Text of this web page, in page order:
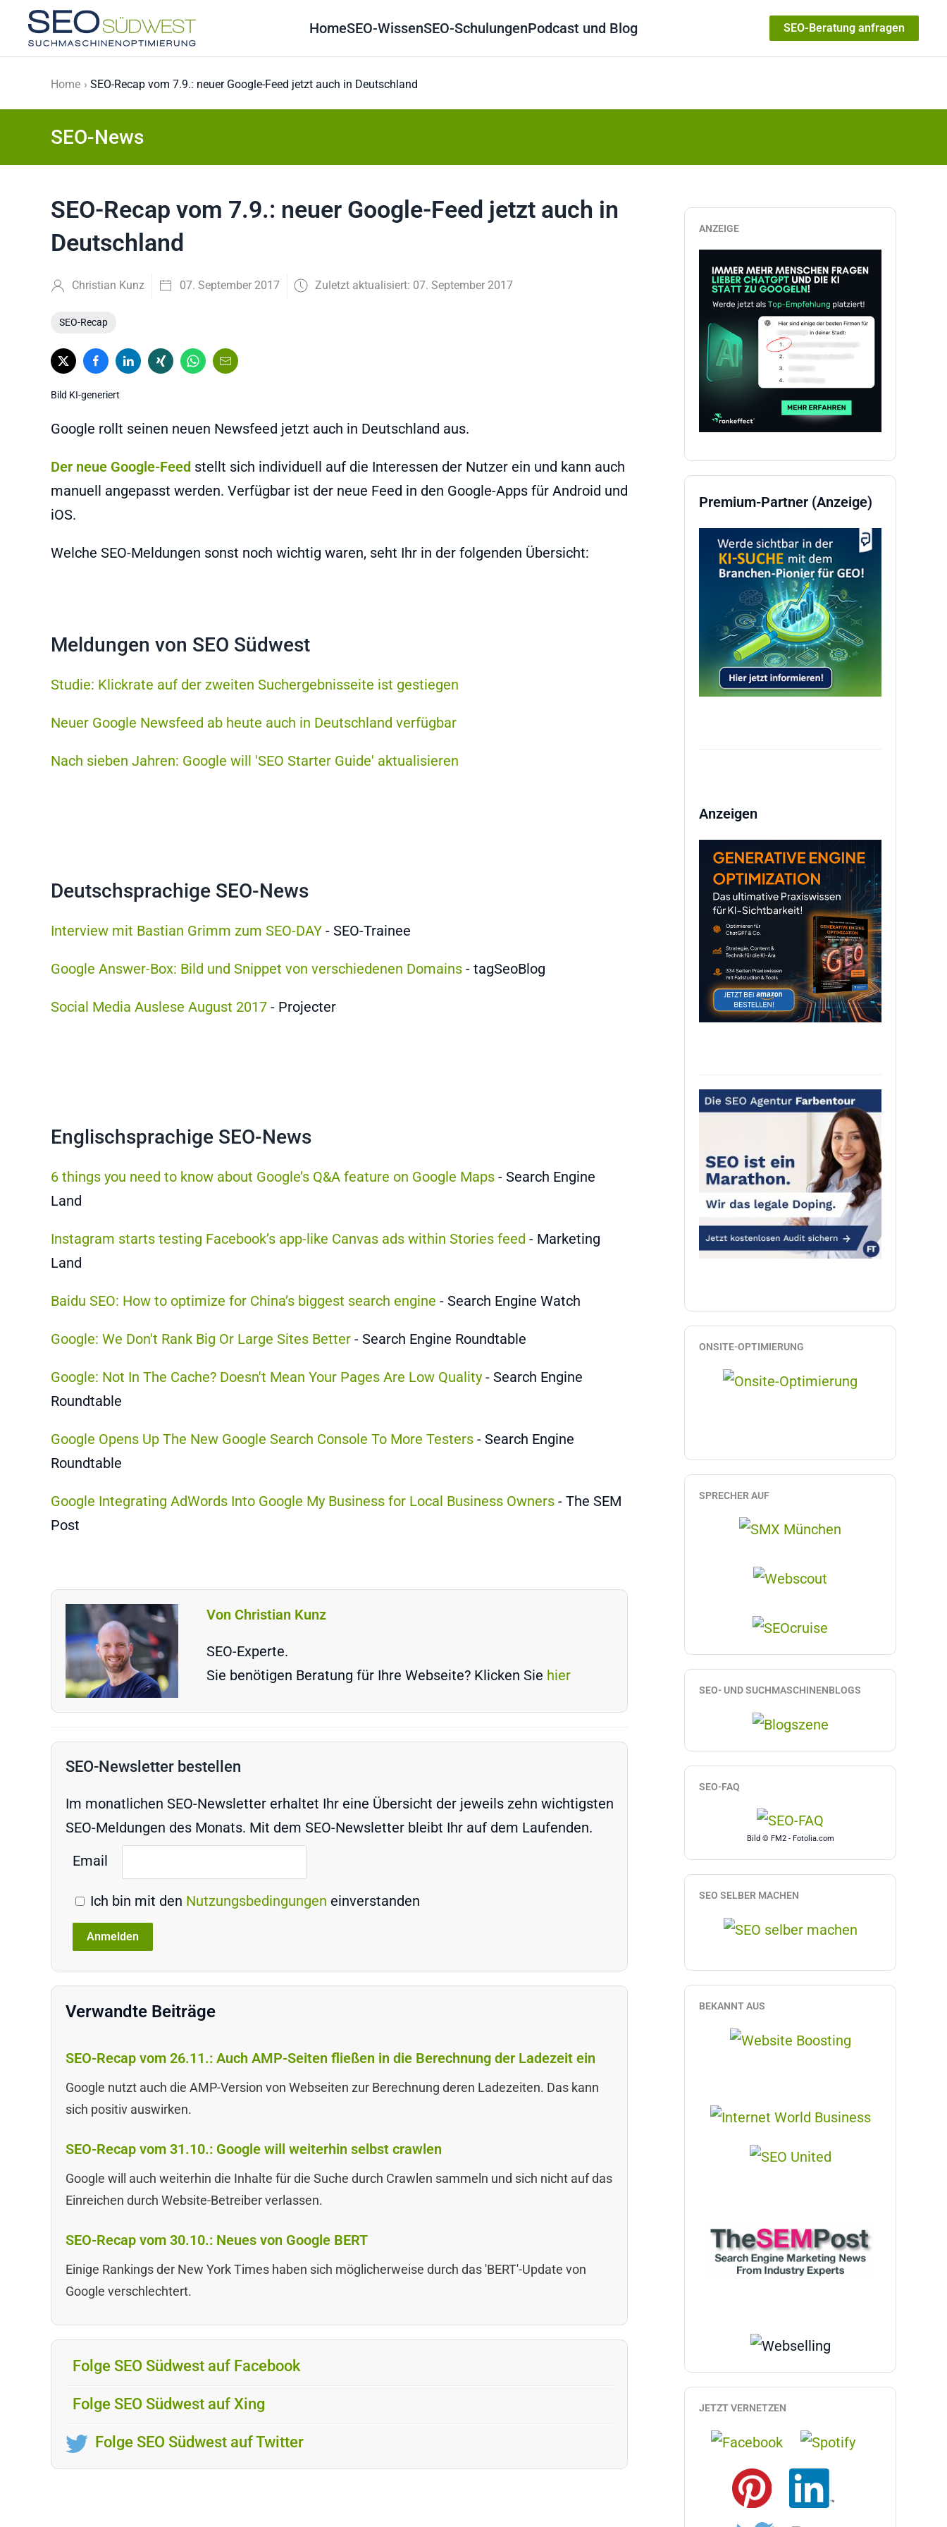
Skip to main content
HomeSEO-WissenSEO-SchulungenPodcast und Blog SEO-Beratung anfragen
Home SEO-Recap vom 7.9.: neuer Google-Feed jetzt auch in Deutschland
SEO-News
SEO-Recap vom 7.9.: neuer Google-Feed jetzt auch in
Deutschland
Christian Kunz 07. September 2017 Zuletzt aktualisiert: 07. September 2017
SEO-Recap
Bild KI-generiert
Google rollt seinen neuen Newsfeed jetzt auch in Deutschland aus.
Der neue Google-Feed stellt sich individuell auf die Interessen der Nutzer ein und kann auch
manuell angepasst werden. Verfügbar ist der neue Feed in den Google-Apps für Android und
iOS.
Welche SEO-Meldungen sonst noch wichtig waren, seht Ihr in der folgenden Übersicht:
Meldungen von SEO Südwest
Studie: Klickrate auf der zweiten Suchergebnisseite ist gestiegen
Neuer Google Newsfeed ab heute auch in Deutschland verfügbar
Nach sieben Jahren: Google will 'SEO Starter Guide' aktualisieren
Deutschsprachige SEO-News
Interview mit Bastian Grimm zum SEO-DAY - SEO-Trainee
Google Answer-Box: Bild und Snippet von verschiedenen Domains - tagSeoBlog
Social Media Auslese August 2017 - Projecter
Englischsprachige SEO-News
6 things you need to know about Google’s Q&A feature on Google Maps - Search Engine
Land
Instagram starts testing Facebook’s app-like Canvas ads within Stories feed - Marketing
Land
Baidu SEO: How to optimize for China’s biggest search engine - Search Engine Watch
Google: We Don't Rank Big Or Large Sites Better - Search Engine Roundtable
Google: Not In The Cache? Doesn't Mean Your Pages Are Low Quality - Search Engine
Roundtable
Google Opens Up The New Google Search Console To More Testers - Search Engine
Roundtable
Google Integrating AdWords Into Google My Business for Local Business Owners - The SEM
Post
Von Christian Kunz
SEO-Experte.
Sie benötigen Beratung für Ihre Webseite? Klicken Sie hier
SEO-Newsletter bestellen
Im monatlichen SEO-Newsletter erhaltet Ihr eine Übersicht der jeweils zehn wichtigsten
SEO-Meldungen des Monats. Mit dem SEO-Newsletter bleibt Ihr auf dem Laufenden.
Email
Ich bin mit den Nutzungsbedingungen einverstanden
Verwandte Beiträge
SEO-Recap vom 26.11.: Auch AMP-Seiten fließen in die Berechnung der Ladezeit ein
Google nutzt auch die AMP-Version von Webseiten zur Berechnung deren Ladezeiten. Das kann
sich positiv auswirken.
SEO-Recap vom 31.10.: Google will weiterhin selbst crawlen
Google will auch weiterhin die Inhalte für die Suche durch Crawlen sammeln und sich nicht auf das
Einreichen durch Website-Betreiber verlassen.
SEO-Recap vom 30.10.: Neues von Google BERT
Einige Rankings der New York Times haben sich möglicherweise durch das 'BERT'-Update von
Google verschlechtert.
Folge SEO Südwest auf Facebook
Folge SEO Südwest auf Xing
Folge SEO Südwest auf Twitter
ANZEIGE
Premium-Partner (Anzeige)
Anzeigen
ONSITE-OPTIMIERUNG
SPRECHER AUF
SEO- UND SUCHMASCHINENBLOGS
SEO-FAQ
Bild © FM2 - Fotolia.com
SEO SELBER MACHEN
BEKANNT AUS
JETZT VERNETZEN